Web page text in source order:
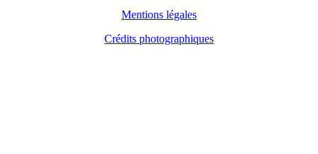
Mentions légales
Crédits photographiques